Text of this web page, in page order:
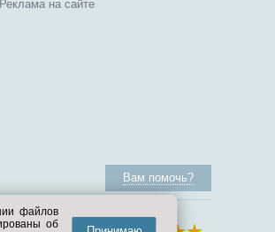
Реклама на сайте
Вам помочь?
файлов
об